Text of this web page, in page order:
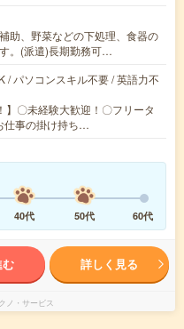
助、野菜などの下処理、食器の
。(派遣)長期勤務可…
/ パソコンスキル不要 / 英語力不
】〇未経験大歓迎！〇フリータ
事の掛け持ち…
40代 50代 60代
む 詳しく見る
ノ・サービス